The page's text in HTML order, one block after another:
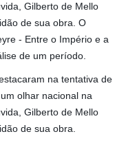
Gilberto de Mello
de sua obra. O
- Entre o Império e a
de um período.
na tentativa de
olhar nacional na
Gilberto de Mello
de sua obra.